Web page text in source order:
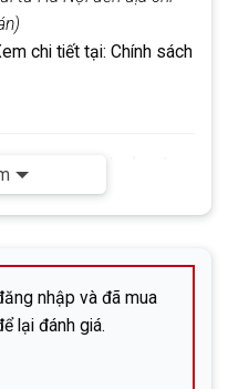
chi tiết tại: Chính sách
hiện qua tài khoản công
cá nhân. Quý khách vui
giao dịch.
DHP）
(Hiroshima-shi,
nhập và đã mua
lại đánh giá.